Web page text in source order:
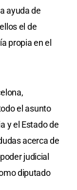
ayuda de
el de
propia en el
el asunto
y el Estado de
acerca de
judicial
diputado